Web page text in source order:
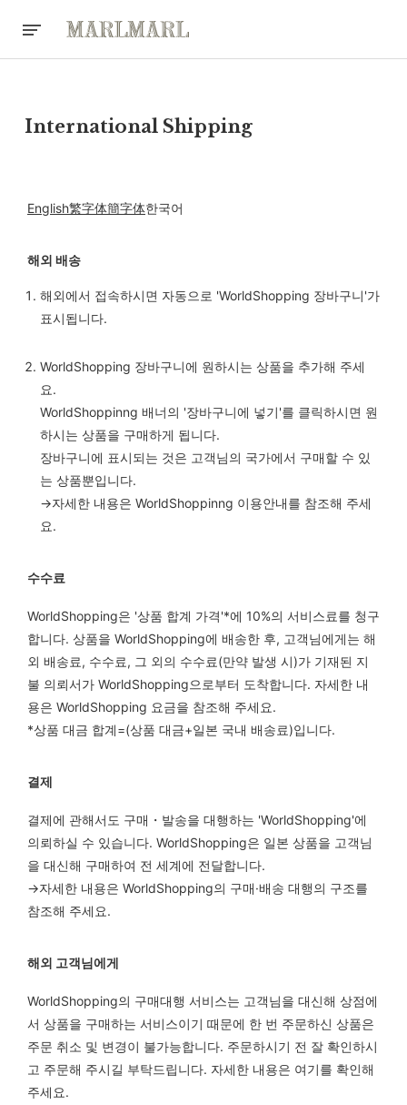
International Shipping
English繁字体簡字体한국어
해외 배송
해외에서 접속하시면 자동으로 'WorldShopping 장바구니'가
표시됩니다.
WorldShopping 장바구니에 원하시는 상품을 추가해 주세
요.
WorldShoppinng 배너의 '장바구니에 넣기'를 클릭하시면 원
하시는 상품을 구매하게 됩니다.
장바구니에 표시되는 것은 고객님의 국가에서 구매할 수 있
는 상품뿐입니다.
→자세한 내용은 WorldShoppinng 이용안내를 참조해 주세
요.
수수료
WorldShopping은 '상품 합계 가격'*에 10%의 서비스료를 청구
합니다. 상품을 WorldShopping에 배송한 후, 고객님에게는 해
외 배송료, 수수료, 그 외의 수수료(만약 발생 시)가 기재된 지
불 의뢰서가 WorldShopping으로부터 도착합니다. 자세한 내
용은 WorldShopping 요금을 참조해 주세요.
*상품 대금 합계=(상품 대금+일본 국내 배송료)입니다.
결제
결제에 관해서도 구매・발송을 대행하는 'WorldShopping'에
의뢰하실 수 있습니다. WorldShopping은 일본 상품을 고객님
을 대신해 구매하여 전 세계에 전달합니다.
→자세한 내용은 WorldShopping의 구매·배송 대행의 구조를
참조해 주세요.
해외 고객님에게
WorldShopping의 구매대행 서비스는 고객님을 대신해 상점에
서 상품을 구매하는 서비스이기 때문에 한 번 주문하신 상품은
주문 취소 및 변경이 불가능합니다. 주문하시기 전 잘 확인하시
고 주문해 주시길 부탁드립니다. 자세한 내용은 여기를 확인해
주세요.